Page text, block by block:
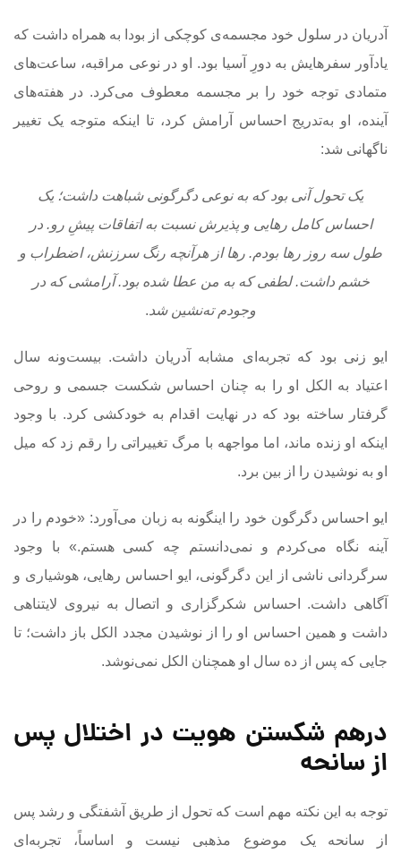
آدریان در سلول خود مجسمه‌ی کوچکی از بودا به همراه داشت که
یادآور سفرهایش به دورِ آسیا بود. او در نوعی مراقبه‌، ساعت‌های
متمادی توجه خود را بر مجسمه معطوف می‌کرد. در هفته‌های
آینده، او به‌تدریج احساس آرامش کرد، تا اینکه متوجه یک تغییر
ناگهانی شد:
یک تحول آنی بود که به نوعی دگرگونی شباهت داشت؛ یک
احساس کامل رهایی و پذیرش نسبت به اتفاقات پیشِ رو. در
طول سه روز رها بودم. رها از هرآنچه رنگ سرزنش، اضطراب و
خشم داشت. لطفی که به من عطا شده بود. آرامشی که در
وجودم ته‌نشین شد.
ایو زنی بود که تجربه‌ای مشابه آدریان داشت. بیست‌ونه سال
اعتیاد به الکل او را به چنان احساس شکست جسمی و روحی
گرفتار ساخته بود که در نهایت اقدام به خودکشی کرد. با وجود
اینکه او زنده ماند، اما مواجهه با مرگ تغییراتی را رقم زد که میل
او به نوشیدن را از بین برد.
ایو احساس دگرگون خود را اینگونه به زبان می‌آورد: «خودم را در
آینه نگاه می‌کردم و نمی‌دانستم چه کسی هستم.» با وجود
سرگردانی ناشی از این دگرگونی،‌ ایو احساس رهایی، هوشیاری و
آگاهی داشت. احساس شکرگزاری و اتصال به نیروی لایتناهی
داشت و همین احساس او را از نوشیدن مجدد الکل باز داشت؛ تا
جایی که پس از ده سال او همچنان الکل نمی‌نوشد.
درهم شکستن هویت در اختلال پس
از سانحه
توجه به این نکته مهم است که تحول از طریق آشفتگی و رشد پس
از سانحه یک موضوع مذهبی نیست و اساساً، تجربه‌ای